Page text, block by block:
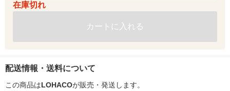
在庫切れ
カートに入れる
配送情報・送料について
この商品はLOHACOが販売・発送します。